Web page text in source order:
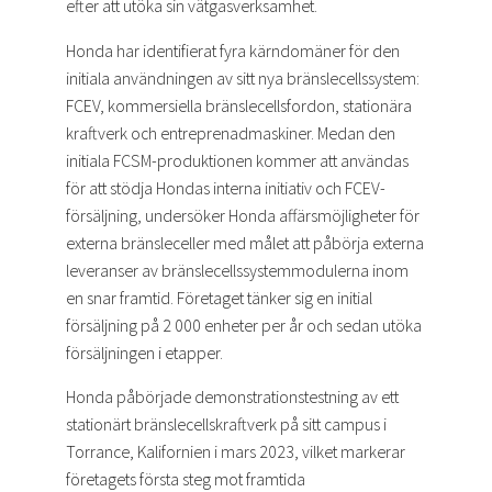
efter att utöka sin vätgasverksamhet.
Honda har identifierat fyra kärndomäner för den
initiala användningen av sitt nya bränslecellssystem:
FCEV, kommersiella bränslecellsfordon, stationära
kraftverk och entreprenadmaskiner. Medan den
initiala FCSM-produktionen kommer att användas
för att stödja Hondas interna initiativ och FCEV-
försäljning, undersöker Honda affärsmöjligheter för
externa bränsleceller med målet att påbörja externa
leveranser av bränslecellssystemmodulerna inom
en snar framtid. Företaget tänker sig en initial
försäljning på 2 000 enheter per år och sedan utöka
försäljningen i etapper.
Honda påbörjade demonstrationstestning av ett
stationärt bränslecellskraftverk på sitt campus i
Torrance, Kalifornien i mars 2023, vilket markerar
företagets första steg mot framtida